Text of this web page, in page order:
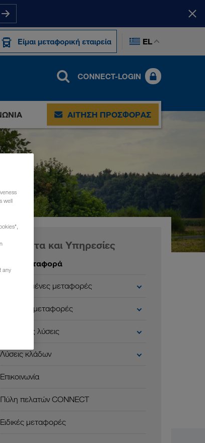
Είμαι μεταφορική εταιρεία EL
CONNECT-LOGIN
ΑΊΤΗΣΗ ΠΡΟΣΦΟΡΆΣ
Προϊόντα και Υπηρεσίες
Οδική μεταφορά
Συνδυασμένες μεταφορές
Βιώσιμες μεταφορές
Ψηφιακές λύσεις
Λύσεις κλάδων
Επικοινωνία
Πύλη πελατών CONNECT
Ειδικές μεταφορές
well
any